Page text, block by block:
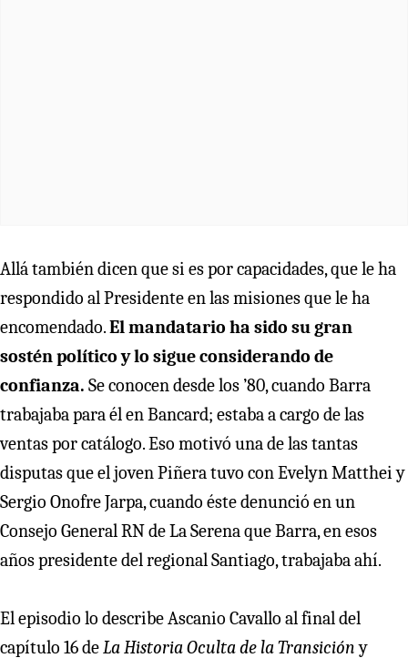
Allá también dicen que si es por capacidades, que le ha
respondido al Presidente en las misiones que le ha
encomendado.El mandatario ha sido su gran
sostén político y lo sigue considerando de
confianza. Se conocen desde los ’80, cuando Barra
trabajaba para él en Bancard; estaba a cargo de las
ventas por catálogo. Eso motivó una de las tantas
disputas que el joven Piñera tuvo con Evelyn Matthei y
Sergio Onofre Jarpa, cuando éste denunció en un
Consejo General RN de La Serena que Barra, en esos
años presidente del regional Santiago, trabajaba ahí.
El episodio lo describe Ascanio Cavallo al final del
capítulo 16 deLa Historia Oculta de la Transicióny